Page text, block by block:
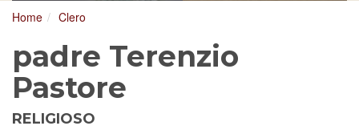
Home Clero
padre Terenzio
Pastore
RELIGIOSO